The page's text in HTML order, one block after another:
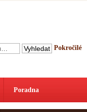
Pokročilé
Poradna